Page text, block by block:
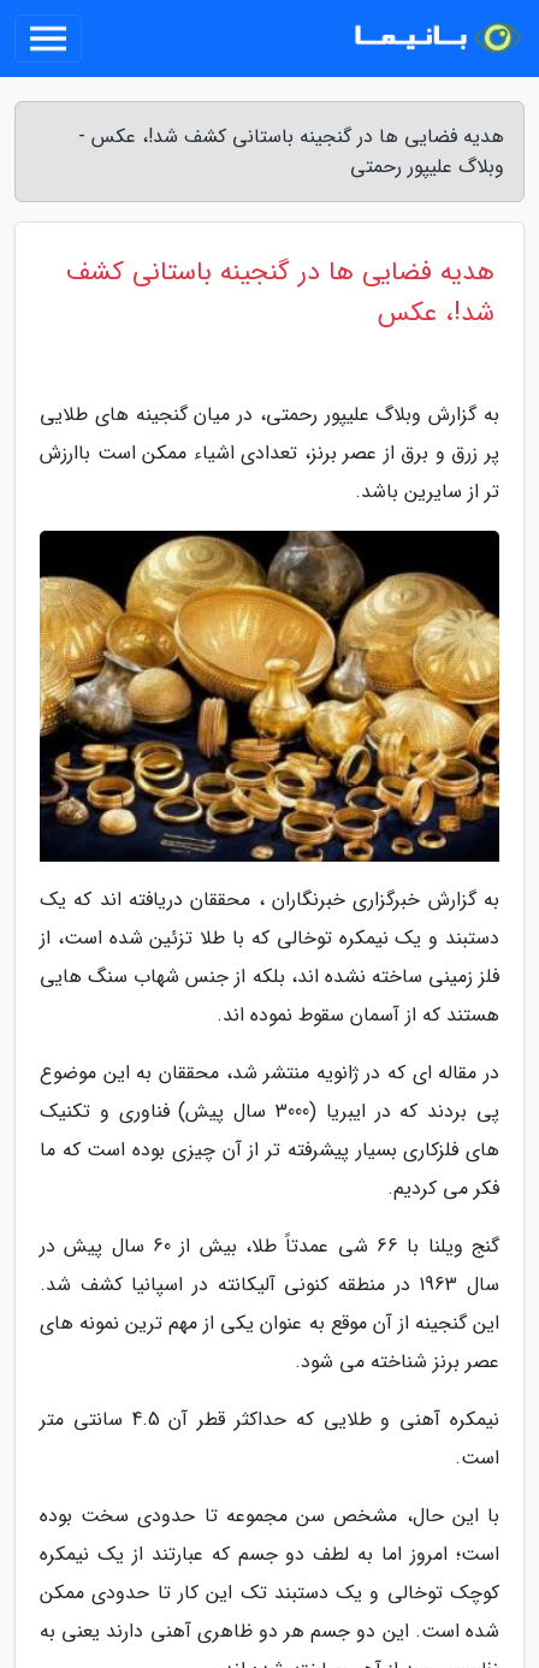
هدیه فضایی ها در گنجینه باستانی کشف شد!، عکس -
وبلاگ علیپور رحمتی
هدیه فضایی ها در گنجینه باستانی کشف
شد!، عکس
به گزارش وبلاگ علیپور رحمتی، در میان گنجینه های طلایی
پر زرق و برق از عصر برنز، تعدادی اشیاء ممکن است باارزش
تر از سایرین باشد.
به گزارش خبرگزاری خبرنگاران ، محققان دریافته اند که یک
دستبند و یک نیمکره توخالی که با طلا تزئین شده است، از
فلز زمینی ساخته نشده اند، بلکه از جنس شهاب سنگ هایی
هستند که از آسمان سقوط نموده اند.
در مقاله ای که در ژانویه منتشر شد، محققان به این موضوع
پی بردند که در ایبریا (3000 سال پیش) فناوری و تکنیک
های فلزکاری بسیار پیشرفته تر از آن چیزی بوده است که ما
فکر می کردیم.
گنج ویلنا با 66 شی عمدتاً طلا، بیش از 60 سال پیش در
سال 1963 در منطقه کنونی آلیکانته در اسپانیا کشف شد.
این گنجینه از آن موقع به عنوان یکی از مهم ترین نمونه های
عصر برنز شناخته می شود.
نیمکره آهنی و طلایی که حداکثر قطر آن 4.5 سانتی متر
است.
با این حال، مشخص سن مجموعه تا حدودی سخت بوده
است؛ امروز اما به لطف دو جسم که عبارتند از یک نیمکره
کوچک توخالی و یک دستبند تک این کار تا حدودی ممکن
شده است. این دو جسم هر دو ظاهری آهنی دارند یعنی به